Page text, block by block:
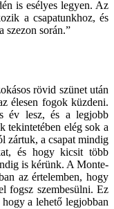
is esélyes legyen. Az
a csapatunkhoz, és
szezon során.”
rövid szünet után
élesen fogok küzdeni.
év lesz, és a legjobb
tekintetében elég sok a
zártuk, a csapat mindig
és hogy kicsit több
is kérünk. A Monte-
az értelemben, hogy
fogsz szembesülni. Ez
a lehető legjobban